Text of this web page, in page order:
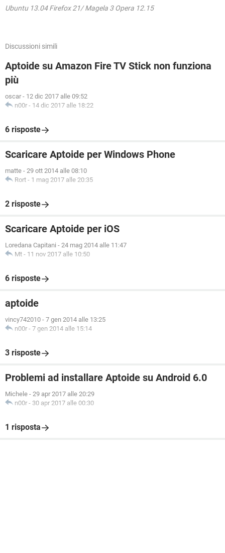
Ubuntu 13.04 Firefox 21/ Magela 3 Opera 12.15
Discussioni simili
Aptoide su Amazon Fire TV Stick non funziona
più
oscar - 12 dic 2017 alle 09:52
n00r - 14 dic 2017 alle 18:22
6 risposte
Scaricare Aptoide per Windows Phone
matte - 29 ott 2014 alle 08:10
Rort - 1 mag 2017 alle 20:35
2 risposte
Scaricare Aptoide per iOS
Loredana Capitani - 24 mag 2014 alle 11:47
Mt - 11 nov 2017 alle 10:50
6 risposte
aptoide
vincy742010 - 7 gen 2014 alle 13:25
n00r - 7 gen 2014 alle 15:14
3 risposte
Problemi ad installare Aptoide su Android 6.0
Michele - 29 apr 2017 alle 20:29
n00r - 30 apr 2017 alle 00:30
1 risposta